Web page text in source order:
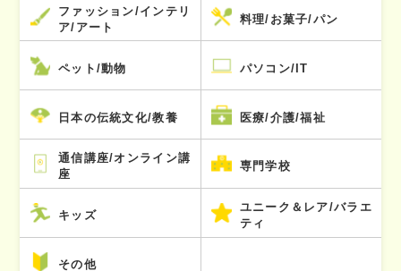
ファッション/インテリ
ア/アート
料理/お菓子/パン
ペット/動物 パソコン/IT
日本の伝統文化/教養 医療/介護/福祉
通信講座/オンライン講
座
専門学校
キッズ
ユニーク＆レア/バラエ
ティ
その他